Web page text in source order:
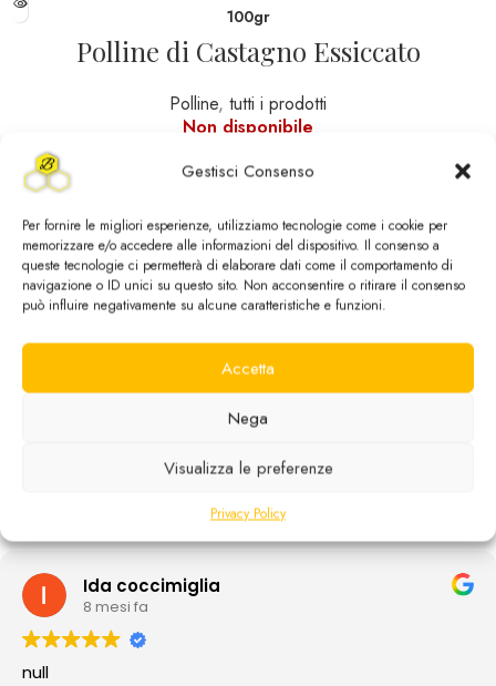
Gestisci Consenso
Per fornire le migliori esperienze, utilizziamo tecnologie come i cookie per
memorizzare e/o accedere alle informazioni del dispositivo. Il consenso a
queste tecnologie ci permetterà di elaborare dati come il comportamento di
navigazione o ID unici su questo sito. Non acconsentire o ritirare il consenso
può influire negativamente su alcune caratteristiche e funzioni.
Accetta
Nega
Visualizza le preferenze
Privacy Policy
100gr
Polline di Castagno Essiccato
Polline, tutti i prodotti
Non disponibile
7,00€
ECCELLENTE
Ida coccimiglia
8 mesi fa
null